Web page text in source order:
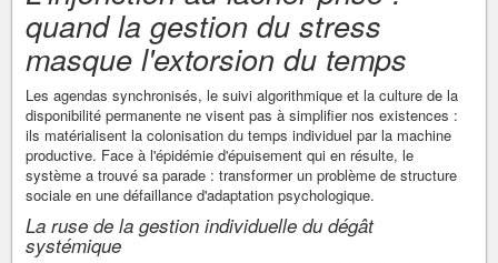
quand la gestion du stress
masque l'extorsion du temps
Les agendas synchronisés, le suivi algorithmique et la culture de la
disponibilité permanente ne visent pas à simplifier nos existences :
ils matérialisent la colonisation du temps individuel par la machine
productive. Face à l'épidémie d'épuisement qui en résulte, le
système a trouvé sa parade : transformer un problème de structure
sociale en une défaillance d'adaptation psychologique.
La ruse de la gestion individuelle du dégât
systémique